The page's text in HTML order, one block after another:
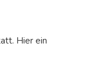
Hier ein